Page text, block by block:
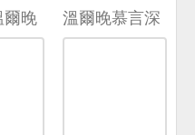
爾晚 溫爾晚慕言深